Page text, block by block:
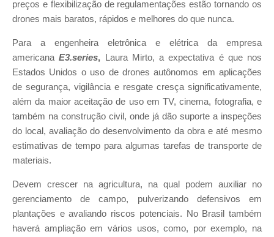
preços e flexibilização de regulamentações estão tornando os
drones mais baratos, rápidos e melhores do que nunca.
Para a engenheira eletrônica e elétrica da empresa
americanaE3.series, Laura Mirto, a expectativa é que nos
Estados Unidos o uso de drones autônomos em aplicações
de segurança, vigilância e resgate cresça significativamente,
além da maior aceitação de uso em TV, cinema, fotografia, e
também na construção civil, onde já dão suporte a inspeções
do local, avaliação do desenvolvimento da obra e até mesmo
estimativas de tempo para algumas tarefas de transporte de
materiais.
Devem crescer na agricultura, na qual podem auxiliar no
gerenciamento de campo, pulverizando defensivos em
plantações e avaliando riscos potenciais. No Brasil também
haverá ampliação em vários usos, como, por exemplo, na